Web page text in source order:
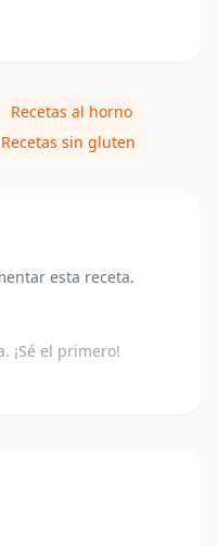
Recetas al horno
Recetas sin gluten
esta receta.
¡Sé el primero!